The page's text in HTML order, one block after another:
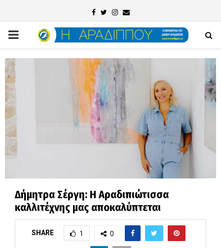
Facebook
TwitterInstagram
Email
PRIMARY
MENU
Δήμητρα Σέργη: Η Αραδιπιώτισσα
καλλιτέχνης μας αποκαλύπτεται
SHARE 1 0